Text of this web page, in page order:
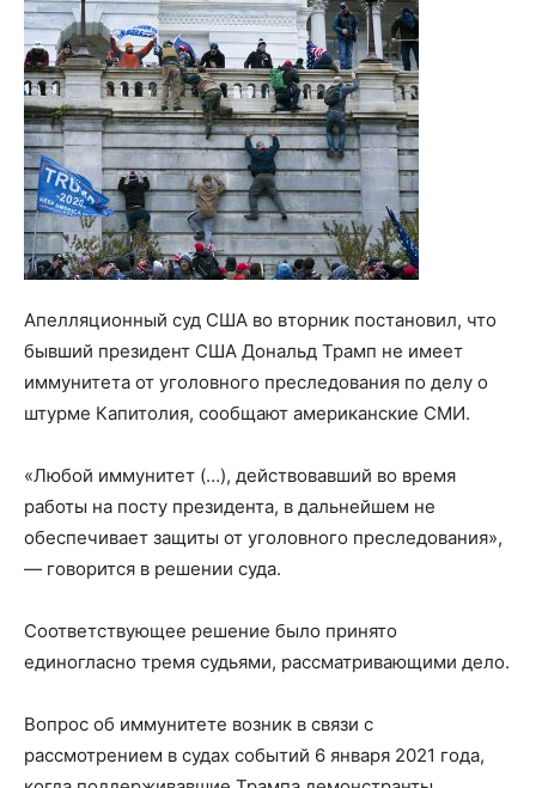
Апелляционный суд США во вторник постановил, что
бывший президент США Дональд Трамп не имеет
иммунитета от уголовного преследования по делу о
штурме Капитолия, сообщают американские СМИ.
«Любой иммунитет (…), действовавший во время
работы на посту президента, в дальнейшем не
обеспечивает защиты от уголовного преследования»,
— говорится в решении суда.
Соответствующее решение было принято
единогласно тремя судьями, рассматривающими дело.
Вопрос об иммунитете возник в связи с
рассмотрением в судах событий 6 января 2021 года,